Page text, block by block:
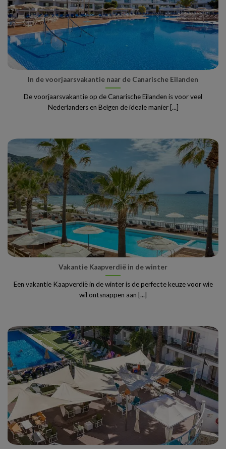
In de voorjaarsvakantie naar de Canarische Eilanden
De voorjaarsvakantie op de Canarische Eilanden is voor veel
Nederlanders en Belgen de ideale manier [...]
Vakantie Kaapverdië in de winter
Een vakantie Kaapverdië in de winter is de perfecte keuze voor wie
wil ontsnappen aan [...]